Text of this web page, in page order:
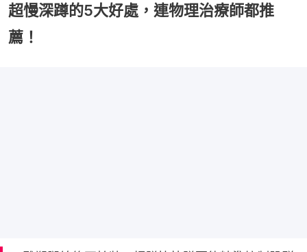
超慢深蹲的5大好處，連物理治療師都推
薦！